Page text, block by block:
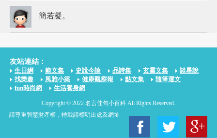
簡若凝。
友站連結：
生日網 範文集 史說今論 品詩集 玄靈文集
談星說
找樂趣
風雅小築 健康觀察報 點文集
隨筆運文
fun時尚網
生活養身網
Copyright © 2022 名言佳句小百科 All Rights Reserved.
請尊重智慧財產權，轉載請標明出處及網址